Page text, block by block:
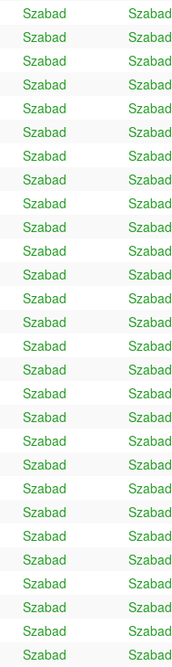
Szabad Szabad
Szabad Szabad
Szabad Szabad
Szabad Szabad
Szabad Szabad
Szabad Szabad
Szabad Szabad
Szabad Szabad
Szabad Szabad
Szabad Szabad
Szabad Szabad
Szabad Szabad
Szabad Szabad
Szabad Szabad
Szabad Szabad
Szabad Szabad
Szabad Szabad
Szabad Szabad
Szabad Szabad
Szabad Szabad
Szabad Szabad
Szabad Szabad
Szabad Szabad
Szabad Szabad
Szabad Szabad
Szabad Szabad
Szabad Szabad
Szabad Szabad